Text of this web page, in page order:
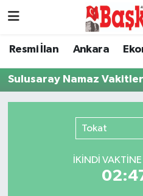
Resmi İlan Ankara
Sulusaray Namaz
Tokat
İKINDI
Ankara
Asayiş
Nöbetçi Eczaneler
Hava Durumu
Trafik Durumu
Süper Lig Puan